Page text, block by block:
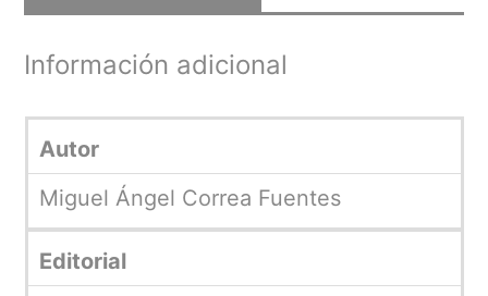
Información adicional
Autor
Miguel Ángel Correa Fuentes
Editorial